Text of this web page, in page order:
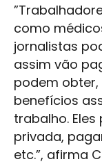
como
jornalistas
assim vão
podem
benefícios
trabalho.
privada,
etc.”, afirma